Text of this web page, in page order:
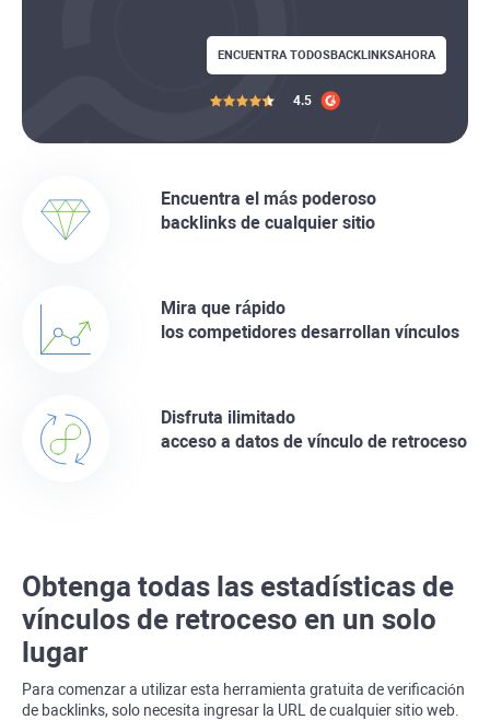
ENCUENTRA TODOSBACKLINKSAHORA
4.5
Encuentra el más poderoso
backlinks de cualquier sitio
Mira que rápido
los competidores desarrollan vínculos
Disfruta ilimitado
acceso a datos de vínculo de retroceso
Obtenga todas las estadísticas de
vínculos de retroceso en un solo
lugar
Para comenzar a utilizar esta herramienta gratuita de verificación
de backlinks, solo necesita ingresar la URL de cualquier sitio web.